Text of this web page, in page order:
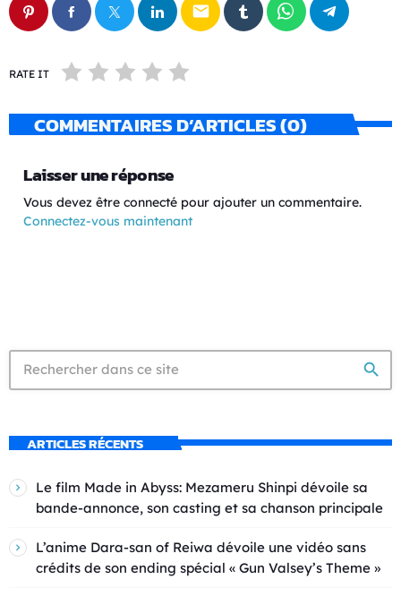
email
RATE IT
COMMENTAIRES D’ARTICLES (0)
Laisser une réponse
Vous devez être connecté pour ajouter un commentaire.
Connectez-vous maintenant
search
ARTICLES RÉCENTS
Le film Made in Abyss: Mezameru Shinpi dévoile sa
bande-annonce, son casting et sa chanson principale
L’anime Dara-san of Reiwa dévoile une vidéo sans
crédits de son ending spécial « Gun Valsey’s Theme »